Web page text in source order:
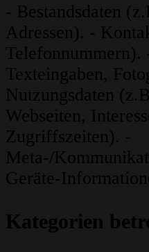
- Bestandsdaten
Adressen). -
Telefonnummern).
Texteingaben,
Nutzungsdaten
Webseiten,
Zugriffszeiten). -
Meta-/
Geräte-
Kategorien